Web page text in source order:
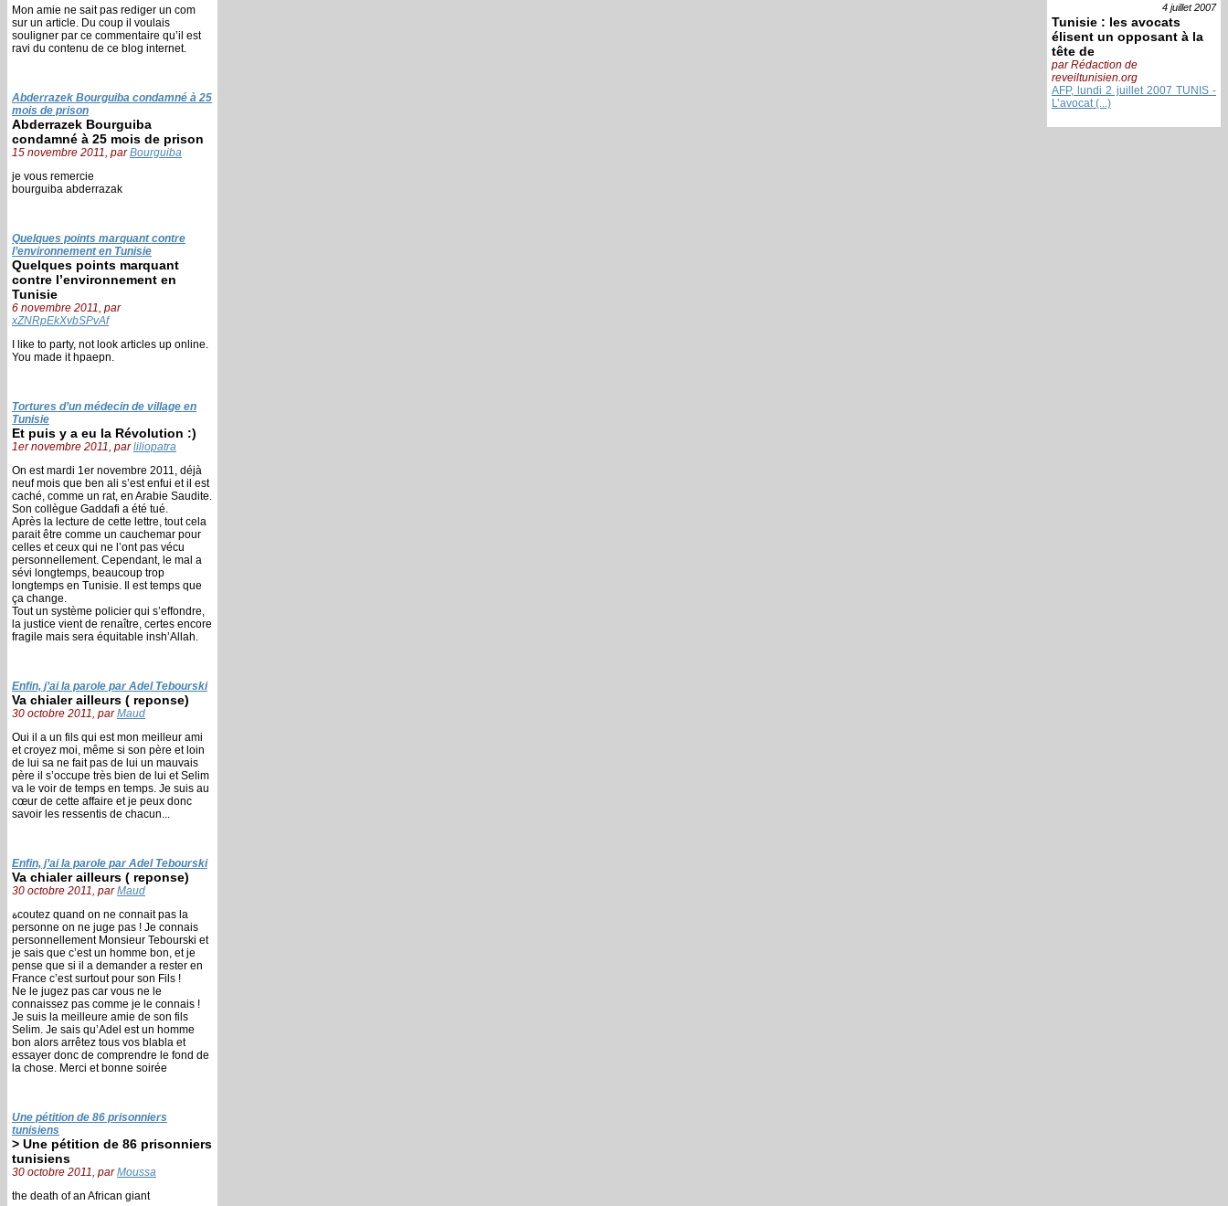
Mon amie ne sait pas rediger un com
sur un article. Du coup il voulais
souligner par ce commentaire qu’il est
ravi du contenu de ce blog internet.
Abderrazek Bourguiba condamné à 25
mois de prison
Abderrazek Bourguiba
condamné à 25 mois de prison
15 novembre 2011, parBourguiba
je vous remercie
bourguiba abderrazak
Quelques points marquant contre
l’environnement en Tunisie
Quelques points marquant
contre l’environnement en
Tunisie
6 novembre 2011, par
xZNRpEkXvbSPvAf
I like to party, not look articles up online.
You made it hpaepn.
Tortures d’un médecin de village en
Tunisie
Et puis y a eu la Révolution :)
1er novembre 2011, parliliopatra
On est mardi 1er novembre 2011, déjà
neuf mois que ben ali s’est enfui et il est
caché, comme un rat, en Arabie Saudite.
Son collègue Gaddafi a été tué.
Après la lecture de cette lettre, tout cela
parait être comme un cauchemar pour
celles et ceux qui ne l’ont pas vécu
personnellement. Cependant, le mal a
sévi longtemps, beaucoup trop
longtemps en Tunisie. Il est temps que
ça change.
Tout un système policier qui s’effondre,
la justice vient de renaître, certes encore
fragile mais sera équitable insh’Allah.
Enfin, j’ai la parole par Adel Tebourski
Va chialer ailleurs ( reponse)
30 octobre 2011, parMaud
Oui il a un fils qui est mon meilleur ami
et croyez moi, même si son père et loin
de lui sa ne fait pas de lui un mauvais
père il s’occupe très bien de lui et Selim
va le voir de temps en temps. Je suis au
cœur de cette affaire et je peux donc
savoir les ressentis de chacun...
Enfin, j’ai la parole par Adel Tebourski
Va chialer ailleurs ( reponse)
30 octobre 2011, parMaud
ةcoutez quand on ne connait pas la
personne on ne juge pas ! Je connais
personnellement Monsieur Tebourski et
je sais que c’est un homme bon, et je
pense que si il a demander a rester en
France c’est surtout pour son Fils !
Ne le jugez pas car vous ne le
connaissez pas comme je le connais !
Je suis la meilleure amie de son fils
Selim. Je sais qu’Adel est un homme
bon alors arrêtez tous vos blabla et
essayer donc de comprendre le fond de
la chose. Merci et bonne soirée
Une pétition de 86 prisonniers
tunisiens
> Une pétition de 86 prisonniers
tunisiens
30 octobre 2011, parMoussa
the death of an African giant
4 juillet2007
Tunisie : les avocats
élisent un opposant à la
tête de
par Rédaction de
reveiltunisien.org
AFP, lundi 2 juillet 2007 TUNIS -
L’avocat (...)